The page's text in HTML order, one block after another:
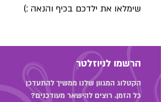
שימלאו את ילדכם בכיף והנאה :)
הרשמו לניוזלטר
הקטלוג המגוון שלנו ממשיך להתעדכן
כל הזמן. רוצים להישאר מעודכנים?